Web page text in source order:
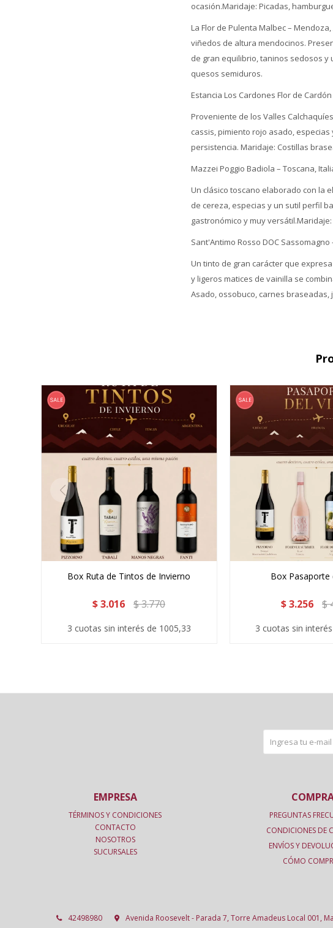
ocasión.Maridaje: Picadas,
La Flor de Pulenta Malbec –
viñedos de altura mendocinos.
de gran equilibrio, taninos sedosos
quesos semiduros.
Estancia Los Cardones Flor de
Proveniente de los Valles
cassis, pimiento rojo asado,
persistencia. Maridaje: Costillas
Mazzei Poggio Badiola – Toscana,
Un clásico toscano elaborado con la
de cereza, especias y un sutil perfil
gastronómico y muy
Sant'Antimo Rosso DOC Sassomagno
Un tinto de gran carácter que
y ligeros matices de vainilla se
Asado, ossobuco, carnes
Box Ruta de Tintos de Invierno
$ 3.016 $3.770
3 cuotas sin interés de 1005,33
Box Pasaporte
$3.256 $
3 cuotas sin
42498980 Avenida Roosevelt - Parada 7, Torre Amadeus Local 001,
EMPRESA
TÉRMINOS Y CONDICIONES
CONTACTO
NOSOTROS
SUCURSALES
PREGUNTAS
CONDICIONES DE
ENVÍOS Y
CÓMO